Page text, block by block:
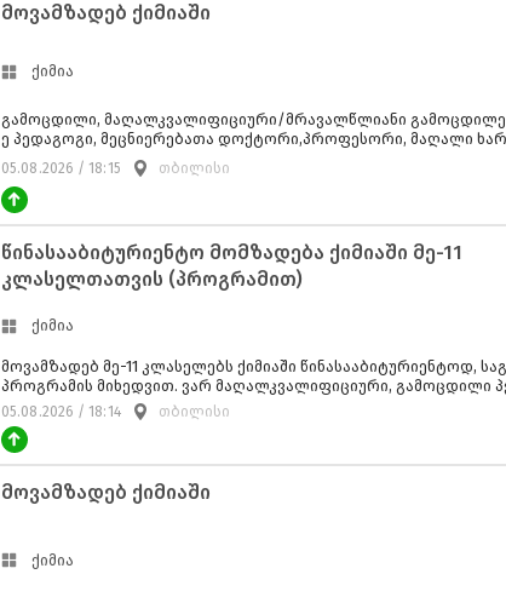
მოვამზადებ ქიმიაში
ქიმია
გამოცდილი, მაღალკვალიფიციური/მრავალწლიანი
ე პედაგოგი, მეცნიერებათა დოქტორი,პროფესორი, მაღალი
ამზადებს მოსწავლეებს ქიმიაში. შესაძლებელია ონლაინ/დისტანციურად
მომზადებაც.
05.08.2026 / 18:15 თბილისი
წინასააბიტურიენტო მომზადება ქიმიაში მე-11
კლასელთათვის (პროგრამით)
ქიმია
მოვამზადებ მე-11 კლასელებს ქიმიაში წინასააბიტურიენტოდ,
პროგრამის მიხედვით. ვარ მაღალკვალიფიციური, გამოცდილი
მეცნიერებათა დოქტორი, პროფესორი. შესაძლებელია ონლაინ/
იურად მომზადებაც, მაღალი ხარისხით.
05.08.2026 / 18:14 თბილისი
მოვამზადებ ქიმიაში
ქიმია